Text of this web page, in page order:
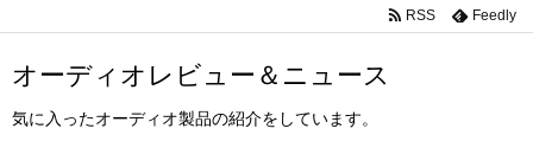
オーディオレビュー＆ニュース
気に入ったオーディオ製品の紹介をしています。
RSS Feedly